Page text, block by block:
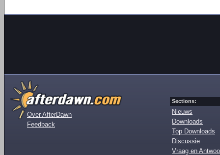
Over AfterDawn
Feedback
Sections:
Nieuws
Downloads
Top Downloads
Discussie
Vraag en